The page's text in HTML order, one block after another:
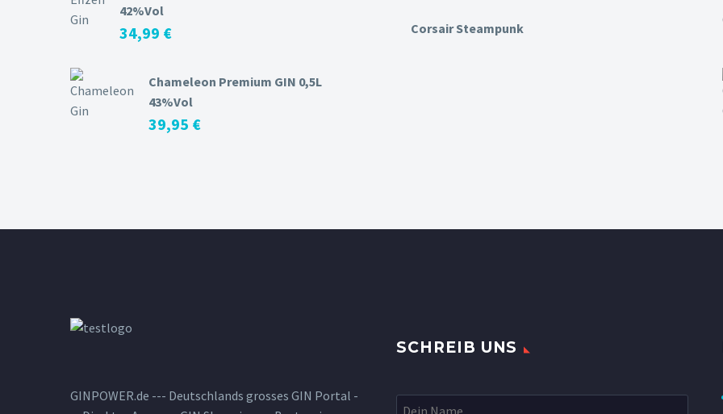
42%Vol
34,99 €
Chameleon Premium GIN 0,5L
43%Vol
39,95 €
Corsair Steampunk
GINPOWER.de --- Deutschlands grosses GIN Portal -
SCHREIB UNS